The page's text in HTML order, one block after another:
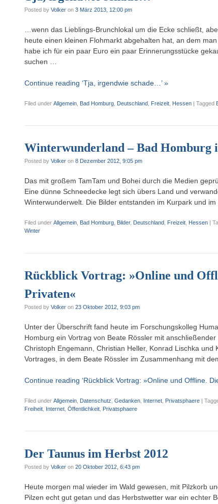
Posted by Volker on 3 März 2013, 12:00 pm
…wenn das Lieblings-Brunchlokal um die Ecke schließt,
heute einen kleinen Flohmarkt abgehalten hat, an dem
habe ich für ein paar Euro ein paar Erinnerungsstücke
suchen …
Continue reading ‘Tja, irgendwie schade…’ »
Filed under Allgemein Bad Homburg Deutschland Freizeit Hessen | Tagged
Winterwunderland – Bad Homburg
Posted by Volker on 8 Dezember 2012, 9:05 pm
Das mit großem TamTam und Bohei durch die Medien
Eine dünne Schneedecke legt sich übers Land und
Winterwunderwelt. Die Bilder entstanden im Kurpark und
Filed under Allgemein, Bad Homburg, Bilder, Deutschland, Freizeit, Hessen
Winter
Rückblick Vortrag: »Online und
Privaten«
Posted by Volker on 23 Oktober 2012, 9:03 pm
Unter der Überschrift fand heute im Forschungskolleg
Homburg ein Vortrag von Beate Rössler mit
Christoph Engemann, Christian Heller, Konrad Lischka
Vortrages, in dem Beate Rössler im Zusammenhang mit
Continue reading ‘Rückblick Vortrag: »Online und Offline.
Filed under Allgemein Datenschutz Gedanken Internet Privatsphaere
Freiheit
Internet Öffentlichkeit Privatsphaere
Der Taunus im Herbst 2012
Posted by Volker on 20 Oktober 2012, 6:43 pm
Heute morgen mal wieder im Wald gewesen, mit Pilzkorb
Pilzen echt gut getan und das Herbstwetter war ein echter